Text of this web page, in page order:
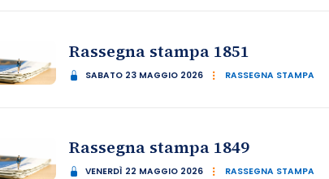
Rassegna stampa 1851
SABATO 23 MAGGIO 2026 RASSEGNA STAMPA
Rassegna stampa 1849
VENERDÌ 22 MAGGIO 2026 RASSEGNA STAMPA